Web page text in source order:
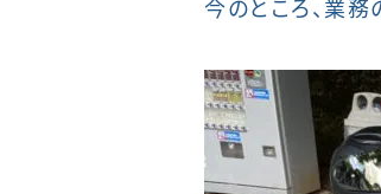
今のところ、業務